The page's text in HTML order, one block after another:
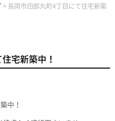
> 長岡市四郎丸町4丁目にて住宅新築
宅新築中！
中！